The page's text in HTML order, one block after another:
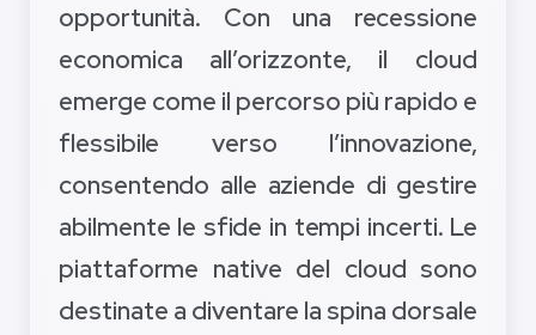
opportunità. Con una recessione
economica all’orizzonte, il cloud
emerge come il percorso più rapido e
flessibile verso l’innovazione,
consentendo alle aziende di gestire
abilmente le sfide in tempi incerti. Le
piattaforme native del cloud sono
destinate a diventare la spina dorsale